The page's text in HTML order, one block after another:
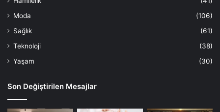
Moda
(106)
Sağlık
(61)
Teknoloji
(38)
Yaşam
(30)
Son Değiştirilen Mesajlar